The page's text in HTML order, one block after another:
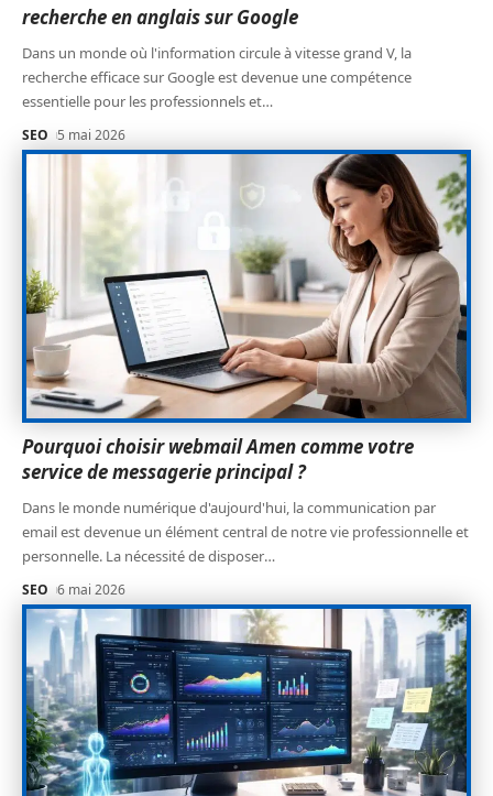
recherche en anglais sur Google
Dans un monde où l'information circule à vitesse grand V, la
recherche efficace sur Google est devenue une compétence
essentielle pour les professionnels et…
SEO 5 mai 2026
Pourquoi choisir webmail Amen comme votre
service de messagerie principal ?
Dans le monde numérique d'aujourd'hui, la communication par
email est devenue un élément central de notre vie professionnelle et
personnelle. La nécessité de disposer…
SEO 6 mai 2026